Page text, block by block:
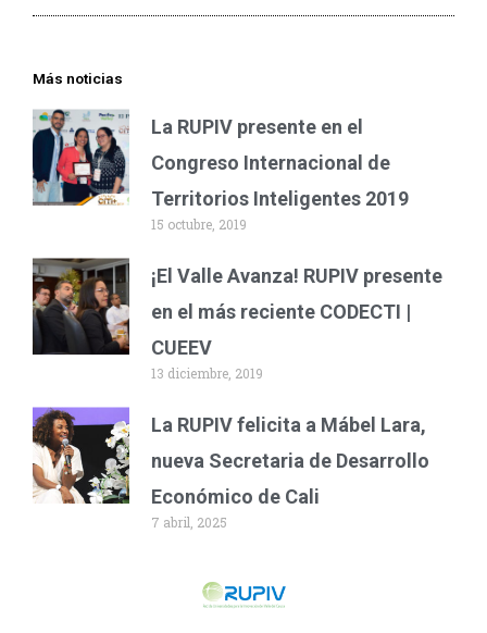
Más noticias
La RUPIV presente en el
Congreso Internacional de
Territorios Inteligentes 2019
15 octubre, 2019
¡El Valle Avanza! RUPIV presente
en el más reciente CODECTI |
CUEEV
13 diciembre, 2019
La RUPIV felicita a Mábel Lara,
nueva Secretaria de Desarrollo
Económico de Cali
7 abril, 2025